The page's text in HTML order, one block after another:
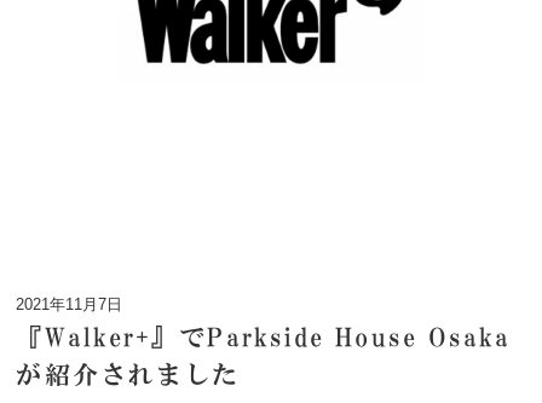
2021年11月7日
『Walker+』でParkside House Osaka
が紹介されました